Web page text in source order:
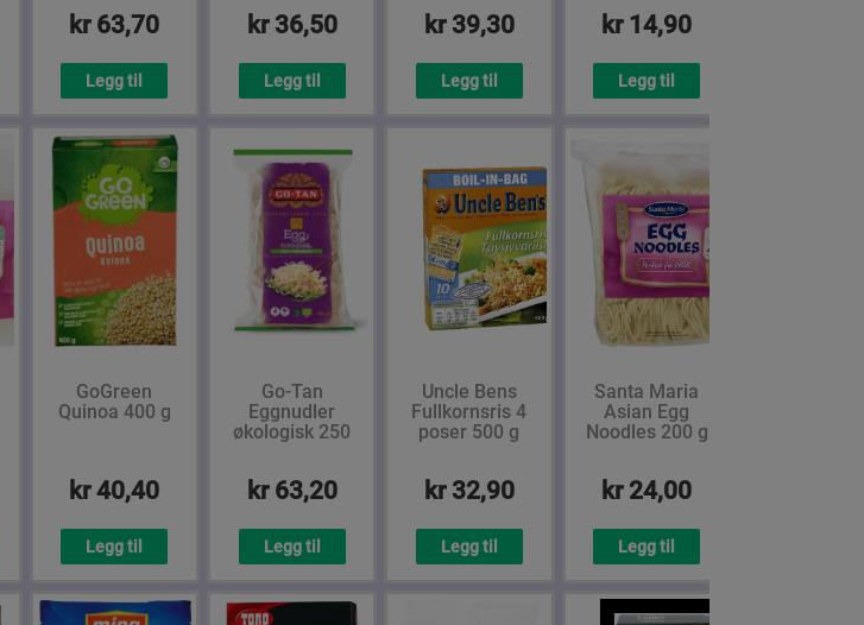
kr 63,70
Legg til
kr 36,50
Legg til
kr 39,30
Legg til
kr 14,90
Legg til
GoGreen
Quinoa 400 g
kr 40,40
Legg til
Go-Tan
Eggnudler
økologisk 250
kr 63,20
Legg til
Uncle Bens
Fullkornsris 4
poser 500 g
kr 32,90
Legg til
Santa Maria
Asian Egg
Noodles 200 g
kr 24,00
Legg til